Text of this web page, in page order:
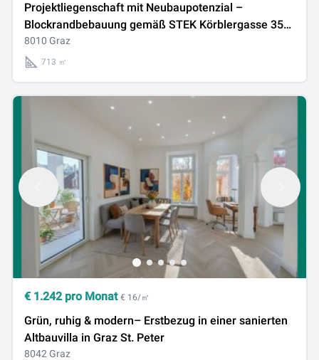
Projektliegenschaft mit Neubaupotenzial –
Blockrandbebauung gemäß STEK Körblergasse 35–
37, 8010 Graz
8010 Graz
713 ㎡
€ 1.242pro Monat € 16/㎡
Grün, ruhig & modern– Erstbezug in einer sanierten
Altbauvilla in Graz St. Peter
8042 Graz